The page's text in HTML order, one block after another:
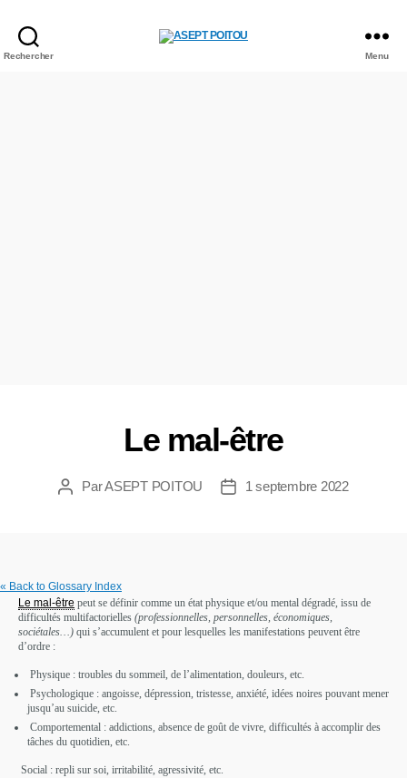
Rechercher Menu
Le mal-être
ParASEPT POITOU 1 septembre 2022
« Back to Glossary Index
Le mal-être peut se définir comme un état physique et/ou mental dégradé, issu de
difficultés multifactorielles (professionnelles, personnelles, économiques,
sociétales…) qui s’accumulent et pour lesquelles les manifestations peuvent être
d’ordre :
Physique : troubles du sommeil, de l’alimentation, douleurs, etc.
Psychologique : angoisse, dépression, tristesse, anxiété, idées noires pouvant mener
jusqu’au suicide, etc.
Comportemental : addictions, absence de goût de vivre, difficultés à accomplir des
tâches du quotidien, etc.
Social : repli sur soi, irritabilité, agressivité, etc.